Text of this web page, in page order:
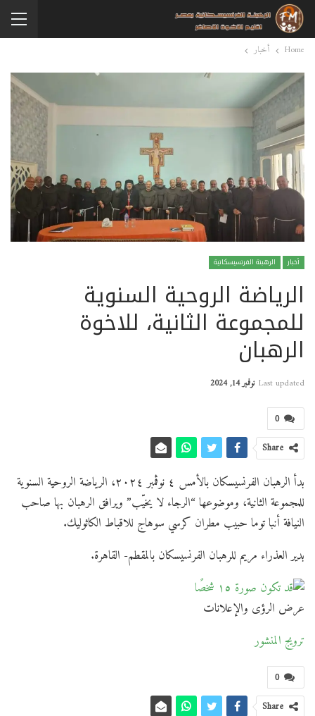
Home أخبار
أخبار الرهبنة الفرنسيسكانية
الرياضة الروحية السنوية
للمجموعة الثانية، للاخوة
الرهبان
Last updated نوفمبر 14, 2024
0
Share
بدأ الرهبان الفرنسيسكان بالأمس ٤ نوڤمبر ٢٠٢٤، الرياضة الروحية السنوية
للمجموعة الثانية، وموضوعها “الرجاء لا يخيّب” ويرافق الرهبان بها صاحب
النيافة أنبا توما حبيب مطران كرسي سوهاج للاقباط الكاثوليك.
بدير العذراء مريم للرهبان الفرنسيسكان بالمقطم- القاهرة.
عرض الرؤى والإعلانات
ترويج المنشور
0
Share